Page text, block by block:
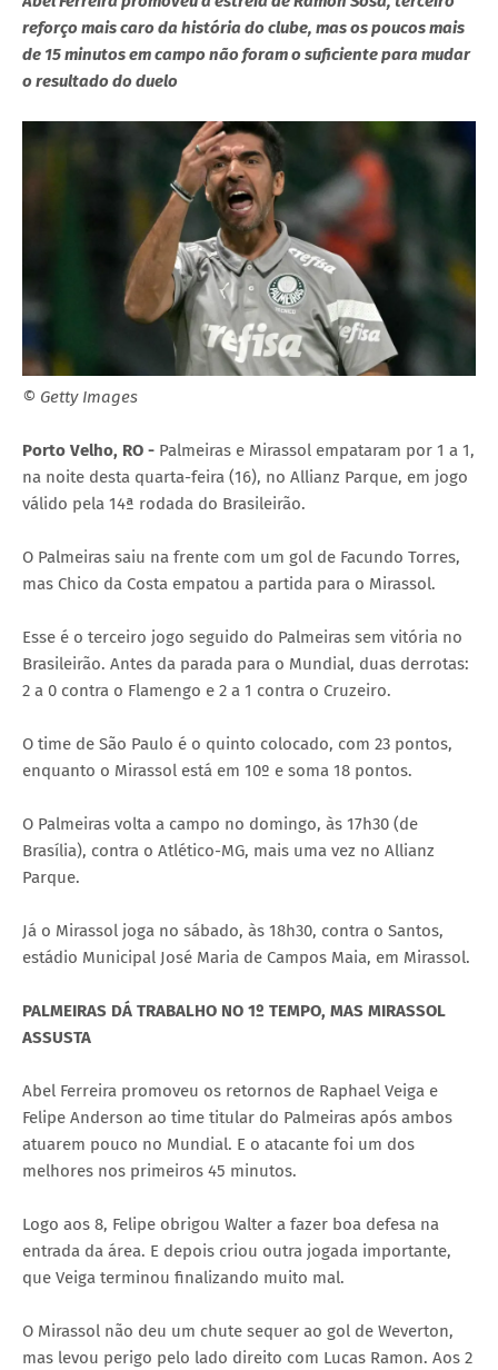
reforço mais caro da história do clube, mas os poucos mais
de 15 minutos em campo não foram o suficiente para mudar
o resultado do duelo
© Getty Images
Porto Velho, RO - Palmeiras e Mirassol empataram por 1 a 1,
na noite desta quarta-feira (16), no Allianz Parque, em jogo
válido pela 14ª rodada do Brasileirão.
O Palmeiras saiu na frente com um gol de Facundo Torres,
mas Chico da Costa empatou a partida para o Mirassol.
Esse é o terceiro jogo seguido do Palmeiras sem vitória no
Brasileirão. Antes da parada para o Mundial, duas derrotas:
2 a 0 contra o Flamengo e 2 a 1 contra o Cruzeiro.
O time de São Paulo é o quinto colocado, com 23 pontos,
enquanto o Mirassol está em 10º e soma 18 pontos.
O Palmeiras volta a campo no domingo, às 17h30 (de
Brasília), contra o Atlético-MG, mais uma vez no Allianz
Parque.
Já o Mirassol joga no sábado, às 18h30, contra o Santos,
estádio Municipal José Maria de Campos Maia, em Mirassol.
PALMEIRAS DÁ TRABALHO NO 1º TEMPO, MAS MIRASSOL
ASSUSTA
Abel Ferreira promoveu os retornos de Raphael Veiga e
Felipe Anderson ao time titular do Palmeiras após ambos
atuarem pouco no Mundial. E o atacante foi um dos
melhores nos primeiros 45 minutos.
Logo aos 8, Felipe obrigou Walter a fazer boa defesa na
entrada da área. E depois criou outra jogada importante,
que Veiga terminou finalizando muito mal.
O Mirassol não deu um chute sequer ao gol de Weverton,
mas levou perigo pelo lado direito com Lucas Ramon. Aos 2